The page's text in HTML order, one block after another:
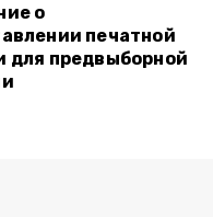
о
печатной
для предвыборной